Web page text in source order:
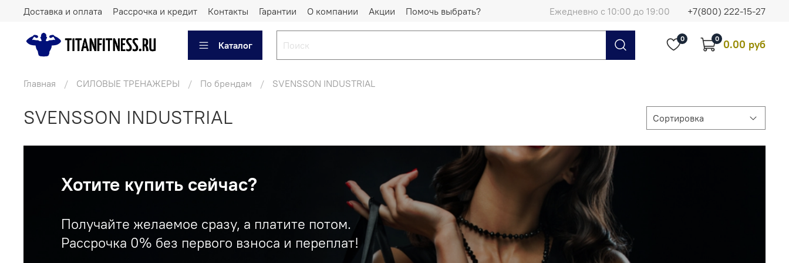
Доставка и оплата Рассрочка и кредит Контакты Гарантии О компании Акции Помочь выбрать? Ежедневно с 10:00 до 19:00 +7(800) 222-15-27
Каталог
0 0 0.00 руб
Главная СИЛОВЫЕ ТРЕНАЖЕРЫ По брендам SVENSSON INDUSTRIAL
SVENSSON INDUSTRIAL
Хотите купить сейчас?
Получайте желаемое сразу, а платите потом.
Рассрочка 0% без первого взноса и переплат!